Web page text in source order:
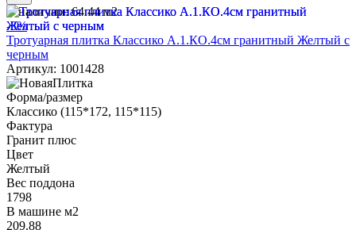
В наличии: 64.44 м2
-3%
Тротуарная плитка Классико А.1.КО.4см гранитный Желтый с
черным
Артикул: 1001428
Форма/размер
Классико (115*172, 115*115)
Фактура
Гранит плюс
Цвет
Желтый
Вес поддона
1798
В машине м2
209.88